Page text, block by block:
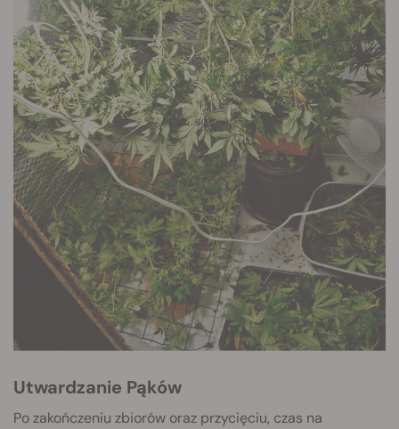
Utwardzanie Pąków
Po zakończeniu zbiorów oraz przycięciu, czas na